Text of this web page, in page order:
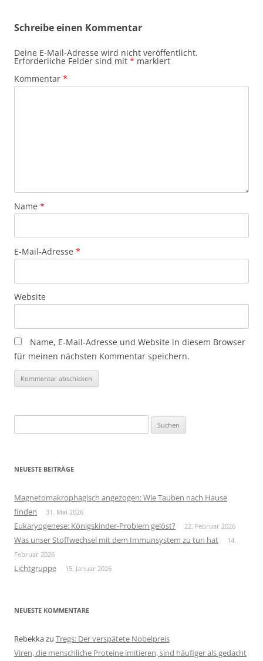
Schreibe einen Kommentar
Deine E-Mail-Adresse wird nicht veröffentlicht.
Erforderliche Felder sind mit * markiert
Kommentar *
Name *
E-Mail-Adresse *
Website
Name, E-Mail-Adresse und Website in diesem Browser
für meinen nächsten Kommentar speichern.
nach:
NEUESTE BEITRÄGE
Magnetomakrophagisch angezogen: Wie Tauben nach Hause
finden
31. Mai 2026
Eukaryogenese: Königskinder-Problem gelöst? 22. Februar 2026
Was unser Stoffwechsel mit dem Immunsystem zu tun hat
14.
Februar 2026
Lichtgruppe 15. Januar 2026
NEUESTE KOMMENTARE
Rebekkazu Tregs: Der verspätete Nobelpreis
Viren, die menschliche Proteine imitieren, sind häufiger als gedacht